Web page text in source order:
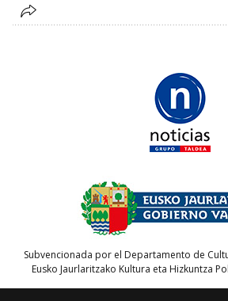
Subvencionada por el Departamento de
Eusko Jaurlaritzako Kultura eta Hizkuntza